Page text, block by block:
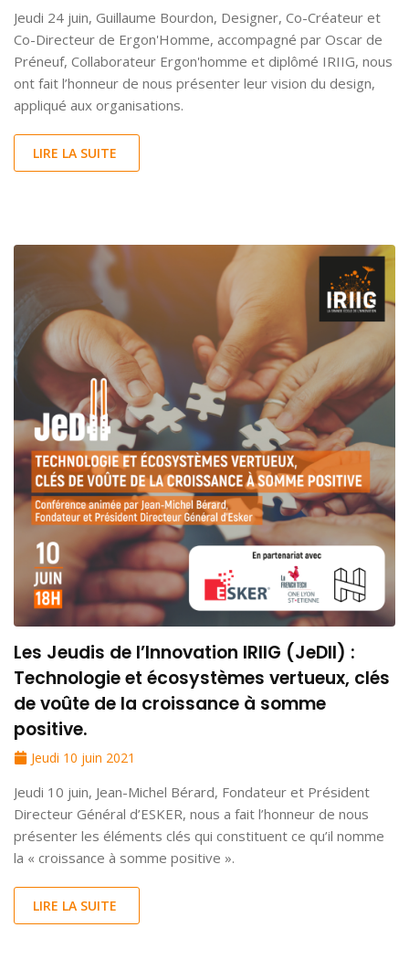
Jeudi 24 juin, Guillaume Bourdon, Designer, Co-Créateur et
Co-Directeur de Ergon'Homme, accompagné par Oscar de
Préneuf, Collaborateur Ergon'homme et diplômé IRIIG, nous
ont fait l’honneur de nous présenter leur vision du design,
appliqué aux organisations.
LIRE LA SUITE
Les Jeudis de l’Innovation IRIIG (JeDII) :
Technologie et écosystèmes vertueux, clés
de voûte de la croissance à somme
positive.
Jeudi 10 juin 2021
Jeudi 10 juin, Jean-Michel Bérard, Fondateur et Président
Directeur Général d’ESKER, nous a fait l’honneur de nous
présenter les éléments clés qui constituent ce qu’il nomme
la « croissance à somme positive ».
LIRE LA SUITE